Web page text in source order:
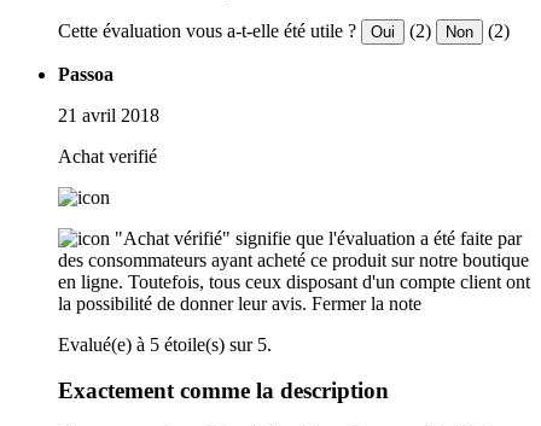
Cette évaluation vous a-t-elle été utile ? Oui (2) Non (2)
Passoa
21 avril 2018
Achat verifié
"Achat vérifié" signifie que l'évaluation a été faite par
des consommateurs ayant acheté ce produit sur notre boutique
en ligne. Toutefois, tous ceux disposant d'un compte client ont
la possibilité de donner leur avis. Fermer la note
Evalué(e) à 5 étoile(s) sur 5.
Exactement comme la description